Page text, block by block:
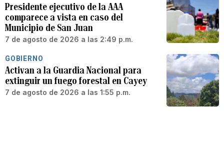
Presidente ejecutivo de la AAA
comparece a vista en caso del
Municipio de San Juan
7 de agosto de 2026 a las 2:49 p.m.
GOBIERNO
Activan a la Guardia Nacional para
extinguir un fuego forestal en Cayey
7 de agosto de 2026 a las 1:55 p.m.